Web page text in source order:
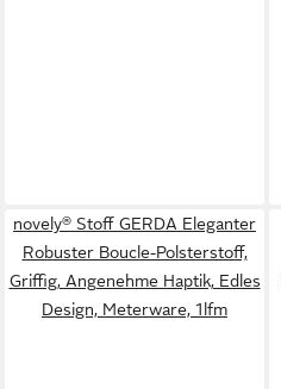
novely® Stoff GERDA Eleganter
Robuster Boucle-Polsterstoff,
Griffig, Angenehme Haptik, Edles
Design, Meterware, 1lfm